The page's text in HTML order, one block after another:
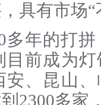
具有市场“
多年的打
目前成为
安、昆山
2300多家